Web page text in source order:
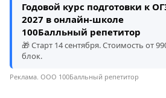
Годовой курс подготовки к
2027 в онлайн-школе
100Балльный репетитор
🎁 Старт 14 сентября. Стоимость от
блок.
Реклама. ООО 100Балльный репетитор